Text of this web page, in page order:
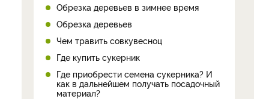
Обрезка деревьев в зимнее время
Обрезка деревьев
Чем травить совкувесноц
Где купить сукерник
Где приобрести семена сукерника? И
как в дальнейшем получать посадочный
материал?